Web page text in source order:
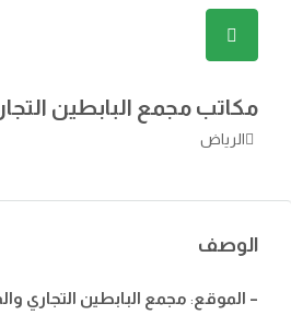
مكاتب مجمع البابطين
الرياض
الوصف
– الموقع: مجمع البابطين التجاري